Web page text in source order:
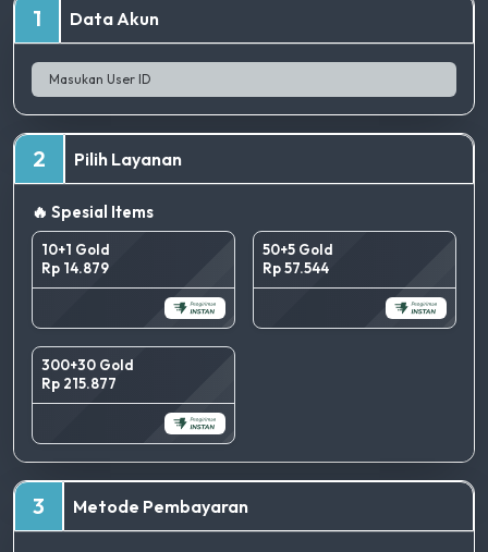
1 Data Akun
2 Pilih Layanan
🔥 Spesial Items
10+1 Gold
Rp 14.879
50+5 Gold
Rp 57.544
300+30 Gold
Rp 215.877
3 Metode Pembayaran